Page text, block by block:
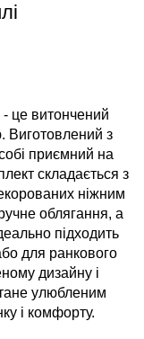
це витончений
Виготовлений з
приємний на
складається з
ніжним
облягання, а
підходить
для ранкового
дизайну і
улюбленим
і комфорту.